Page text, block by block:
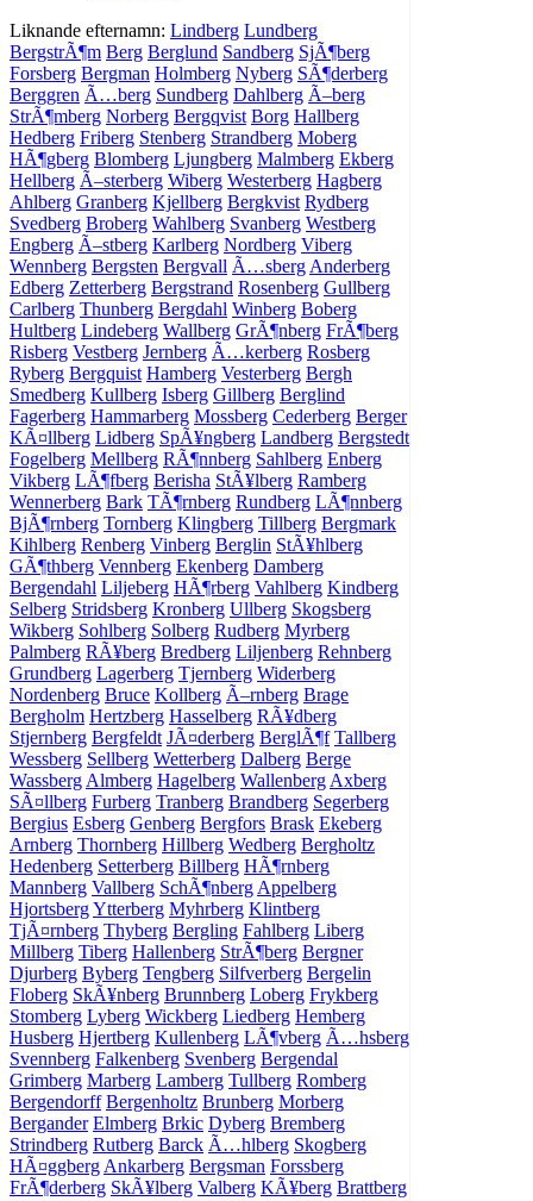
Liknande efternamn: Lindberg Lundberg
BergstrÃ¶m Berg Berglund Sandberg SjÃ¶berg
Forsberg Bergman Holmberg Nyberg SÃ¶derberg
Berggren Ã…berg Sundberg Dahlberg Ã–berg
StrÃ¶mberg Norberg Bergqvist Borg Hallberg
Hedberg Friberg Stenberg Strandberg Moberg
HÃ¶gberg Blomberg Ljungberg Malmberg Ekberg
Hellberg Ã–sterberg Wiberg Westerberg Hagberg
Ahlberg Granberg Kjellberg Bergkvist Rydberg
Svedberg Broberg Wahlberg Svanberg Westberg
Engberg Ã–stberg Karlberg Nordberg Viberg
Wennberg Bergsten Bergvall Ã…sberg Anderberg
Edberg Zetterberg Bergstrand Rosenberg Gullberg
Carlberg Thunberg Bergdahl Winberg Boberg
Hultberg Lindeberg Wallberg GrÃ¶nberg FrÃ¶berg
Risberg Vestberg Jernberg Ã…kerberg Rosberg
Ryberg Bergquist Hamberg Vesterberg Bergh
Smedberg Kullberg Isberg Gillberg Berglind
Fagerberg Hammarberg Mossberg Cederberg Berger
KÃ¤llberg Lidberg SpÃ¥ngberg Landberg Bergstedt
Fogelberg Mellberg RÃ¶nnberg Sahlberg Enberg
Vikberg LÃ¶fberg Berisha StÃ¥lberg Ramberg
Wennerberg Bark TÃ¶rnberg Rundberg LÃ¶nnberg
BjÃ¶rnberg Tornberg Klingberg Tillberg Bergmark
Kihlberg Renberg Vinberg Berglin StÃ¥hlberg
GÃ¶thberg Vennberg Ekenberg Damberg
Bergendahl Liljeberg HÃ¶rberg Vahlberg Kindberg
Selberg Stridsberg Kronberg Ullberg Skogsberg
Wikberg Sohlberg Solberg Rudberg Myrberg
Palmberg RÃ¥berg Bredberg Liljenberg Rehnberg
Grundberg Lagerberg Tjernberg Widerberg
Nordenberg Bruce Kollberg Ã–rnberg Brage
Bergholm Hertzberg Hasselberg RÃ¥dberg
Stjernberg Bergfeldt JÃ¤derberg BerglÃ¶f Tallberg
Wessberg Sellberg Wetterberg Dalberg Berge
Wassberg Almberg Hagelberg Wallenberg Axberg
SÃ¤llberg Furberg Tranberg Brandberg Segerberg
Bergius Esberg Genberg Bergfors Brask Ekeberg
Arnberg Thornberg Hillberg Wedberg Bergholtz
Hedenberg Setterberg Billberg HÃ¶rnberg
Mannberg Vallberg SchÃ¶nberg Appelberg
HjortsbergYtterberg Myhrberg Klintberg
TjÃ¤rnberg Thyberg Bergling Fahlberg Liberg
Millberg Tiberg Hallenberg StrÃ¶berg Bergner
Djurberg Byberg Tengberg Silfverberg Bergelin
Floberg SkÃ¥nberg Brunnberg Loberg Frykberg
Stomberg Lyberg Wickberg Liedberg Hemberg
Husberg Hjertberg Kullenberg LÃ¶vberg Ã…hsberg
Svennberg Falkenberg Svenberg Bergendal
Grimberg Marberg Lamberg Tullberg Romberg
Bergendorff Bergenholtz Brunberg Morberg
Bergander Elmberg Brkic Dyberg Bremberg
Strindberg Rutberg Barck Ã…hlberg Skogberg
HÃ¤ggberg Ankarberg Bergsman Forssberg
FrÃ¶derberg SkÃ¥lberg Valberg KÃ¥berg Brattberg